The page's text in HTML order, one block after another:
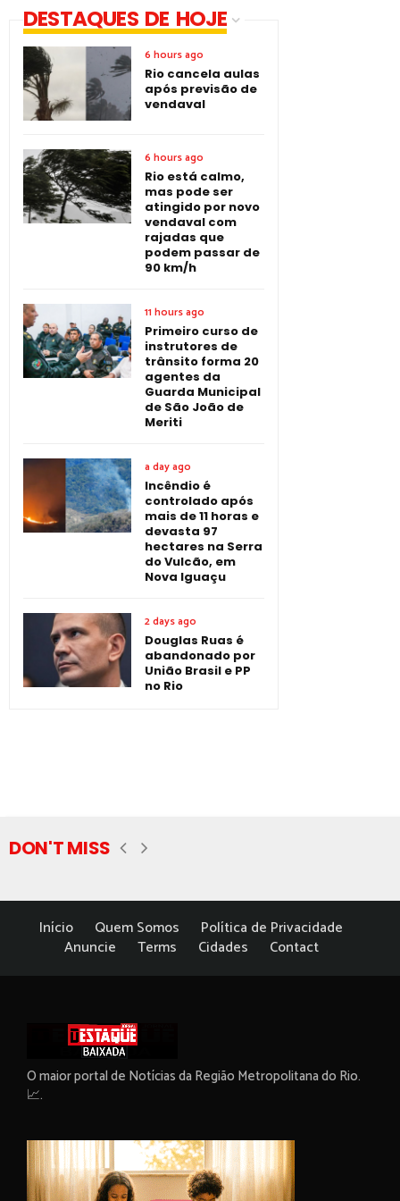
DESTAQUES DE HOJE
6 hours ago
Rio cancela aulas
após previsão de
vendaval
6 hours ago
Rio está calmo,
mas pode ser
atingido por novo
vendaval com
rajadas que
podem passar de
90 km/h
11 hours ago
Primeiro curso de
instrutores de
trânsito forma 20
agentes da
Guarda Municipal
de São João de
Meriti
a day ago
Incêndio é
controlado após
mais de 11 horas e
devasta 97
hectares na Serra
do Vulcão, em
Nova Iguaçu
2 days ago
Douglas Ruas é
abandonado por
União Brasil e PP
no Rio
DON'T MISS
Início Quem Somos
Política de Privacidade
Anuncie
Terms Cidades Contact
O maior portal de Notícias da Região Metropolitana do Rio.
📈.